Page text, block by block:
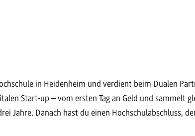
in Heidenheim und verdient beim Dualen
Start-up – vom ersten Tag an Geld und sammelt
Jahre. Danach hast du einen Hochschulabschluss,